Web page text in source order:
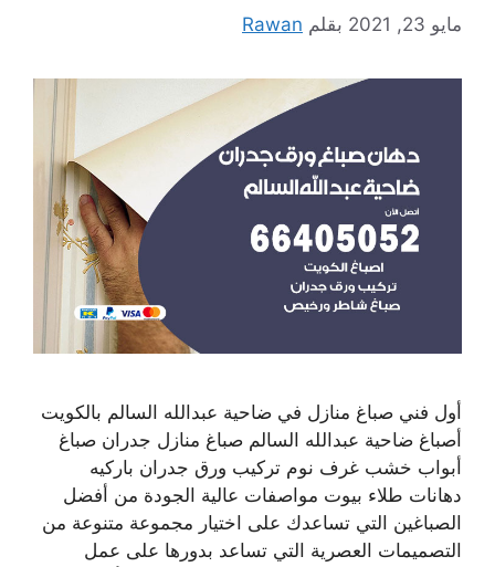
مايو 23, 2021 بقلم Rawan
أول فني صباغ منازل في ضاحية عبدالله السالم بالكويت
أصباغ ضاحية عبدالله السالم صباغ منازل جدران صباغ
أبواب خشب غرف نوم تركيب ورق جدران باركيه
دهانات طلاء بيوت مواصفات عالية الجودة من أفضل
الصباغين التي تساعدك على اختيار مجموعة متنوعة من
التصميمات العصرية التي تساعد بدورها على عمل